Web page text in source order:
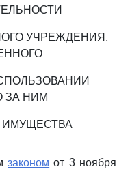
УЧРЕЖДЕНИЯ,
ЗА НИМ
ИМУЩЕСТВА
законом от 3 ноября